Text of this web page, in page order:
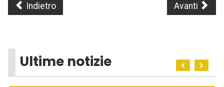
Indietro Avanti
Ultime notizie